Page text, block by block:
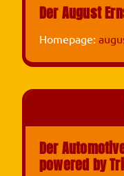
Der August
Homepage:
Der
powered by